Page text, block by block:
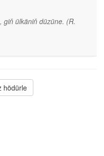
giň ülkäniň düzüne. (R.
hödürle